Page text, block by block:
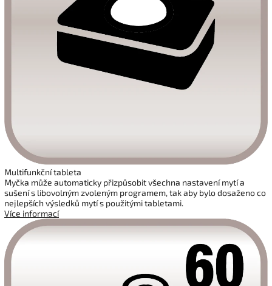
Multifunkční tableta
Myčka může automaticky přizpůsobit všechna nastavení mytí a
sušení s libovolným zvoleným programem, tak aby bylo dosaženo co
nejlepších výsledků mytí s použitými tabletami.
Více informací